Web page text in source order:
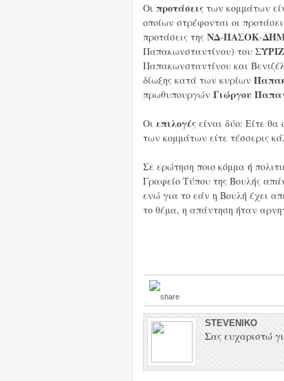
Οι προτάσεις των κομμάτων
οποίων στρέφονται οι
προτάσεις της ΝΔ-ΠΑΣΟΚ-
Παπακωνσταντίνου) του
Παπακωνσταντίνου και
δίωξης κατά των κυρίων
πρωθυπουργών Γιώργου
Οι επιλογές είναι δύο: Είτε θα
των κομμάτων είτε τέσσερις
Σε ερώτηση ποιο κόμμα ή
Γραφείο Τύπου της Βουλής
ενώ για το εάν η Βουλή έχει
το θέμα, η απάντηση ήταν
STEVENIKO
Σας ευχαριστώ